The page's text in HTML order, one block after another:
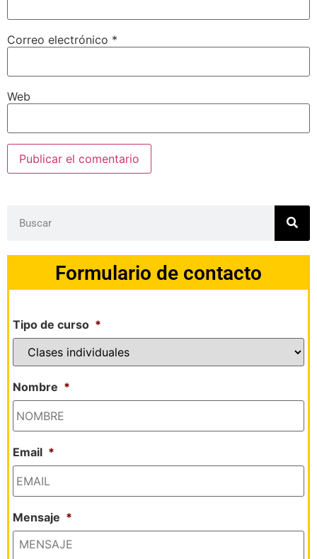
Correo electrónico *
Web
Formulario de contacto
Tipo de curso *
Nombre *
Email *
Mensaje *